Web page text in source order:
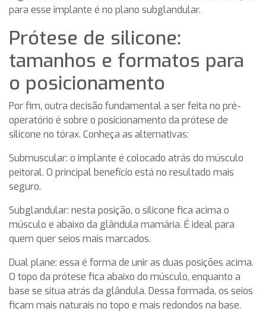
para esse implante é no plano subglandular.
Prótese de silicone:
tamanhos e formatos para
o posicionamento
Por fim, outra decisão fundamental a ser feita no pré-
operatório é sobre o posicionamento da prótese de
silicone no tórax. Conheça as alternativas:
Submuscular: o implante é colocado atrás do músculo
peitoral. O principal benefício está no resultado mais
seguro.
Subglandular: nesta posição, o silicone fica acima o
músculo e abaixo da glândula mamária. É ideal para
quem quer seios mais marcados.
Dual plane: essa é forma de unir as duas posições acima.
O topo da prótese fica abaixo do músculo, enquanto a
base se situa atrás da glândula. Dessa formada, os seios
ficam mais naturais no topo e mais redondos na base.